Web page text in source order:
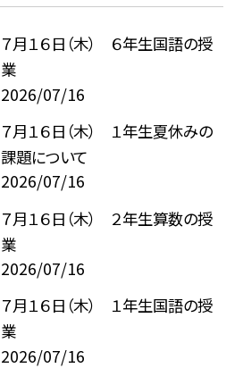
７月１６日（木） ６年生国語の授
業
2026/07/16
７月１６日（木） １年生夏休みの
課題について
2026/07/16
７月１６日（木） ２年生算数の授
業
2026/07/16
７月１６日（木） １年生国語の授
業
2026/07/16